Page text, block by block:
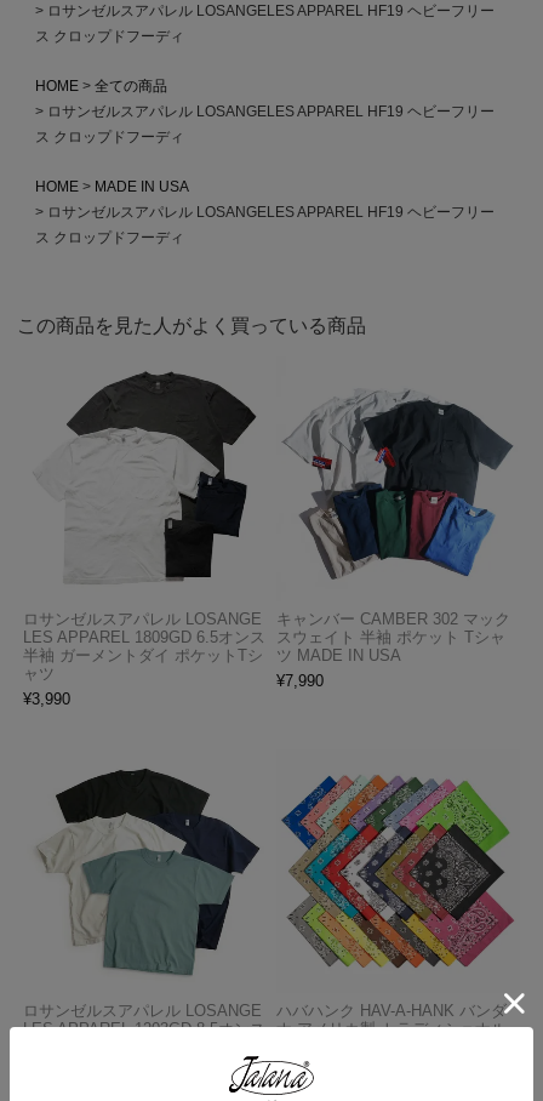
ロサンゼルスアパレル LOSANGELES APPAREL HF19 ヘビーフリー
ス クロップドフーディ
HOME
全ての商品
ロサンゼルスアパレル LOSANGELES APPAREL HF19 ヘビーフリー
ス クロップドフーディ
HOME
MADE IN USA
ロサンゼルスアパレル LOSANGELES APPAREL HF19 ヘビーフリー
ス クロップドフーディ
この商品を見た人がよく買っている商品
ロサンゼルスアパレル LOSANGE
LES APPAREL 1809GD 6.5オンス
半袖 ガーメントダイ ポケットTシ
ャツ
¥3,990
キャンバー CAMBER 302 マック
スウェイト 半袖 ポケット Tシャ
ツ MADE IN USA
¥7,990
ロサンゼルスアパレル LOSANGE
LES APPAREL 1203GD 8.5オンス
ハバハンク HAV-A-HANK バンダ
ナ アメリカ製 トラディショナル
PANY
¥770